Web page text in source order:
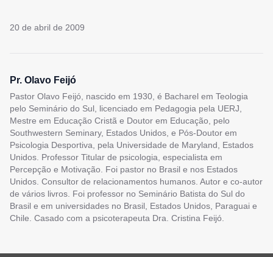
20 de abril de 2009
Pr. Olavo Feijó
Pastor Olavo Feijó, nascido em 1930, é Bacharel em Teologia
pelo Seminário do Sul, licenciado em Pedagogia pela UERJ,
Mestre em Educação Cristã e Doutor em Educação, pelo
Southwestern Seminary, Estados Unidos, e Pós-Doutor em
Psicologia Desportiva, pela Universidade de Maryland, Estados
Unidos. Professor Titular de psicologia, especialista em
Percepção e Motivação. Foi pastor no Brasil e nos Estados
Unidos. Consultor de relacionamentos humanos. Autor e co-autor
de vários livros. Foi professor no Seminário Batista do Sul do
Brasil e em universidades no Brasil, Estados Unidos, Paraguai e
Chile. Casado com a psicoterapeuta Dra. Cristina Feijó.